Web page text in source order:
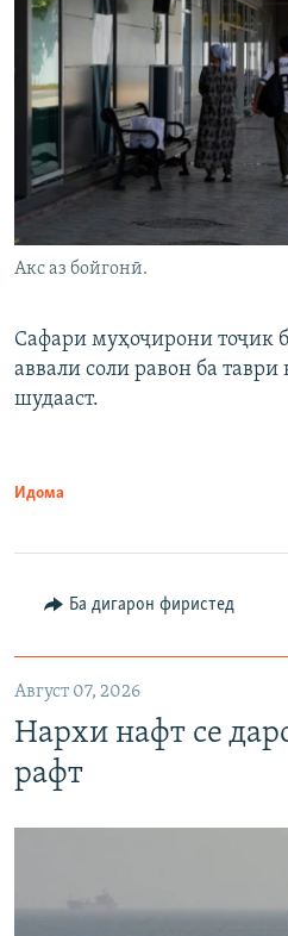
Акс аз бойгонӣ.
Сафари муҳоҷирони тоҷик
аввали соли равон ба таври
шудааст.
Идома
Ба дигарон фиристед
Август 07, 2026
Нархи нафт се
рафт